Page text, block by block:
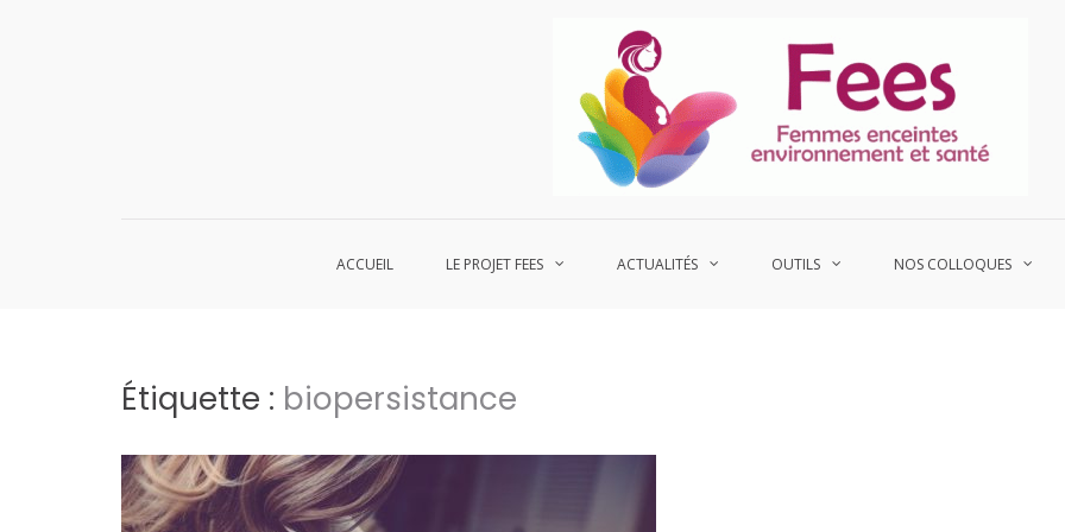
ACCUEIL LE PROJET FEES ACTUALITÉS OUTILS NOS COLLOQUES
Étiquette : biopersistance